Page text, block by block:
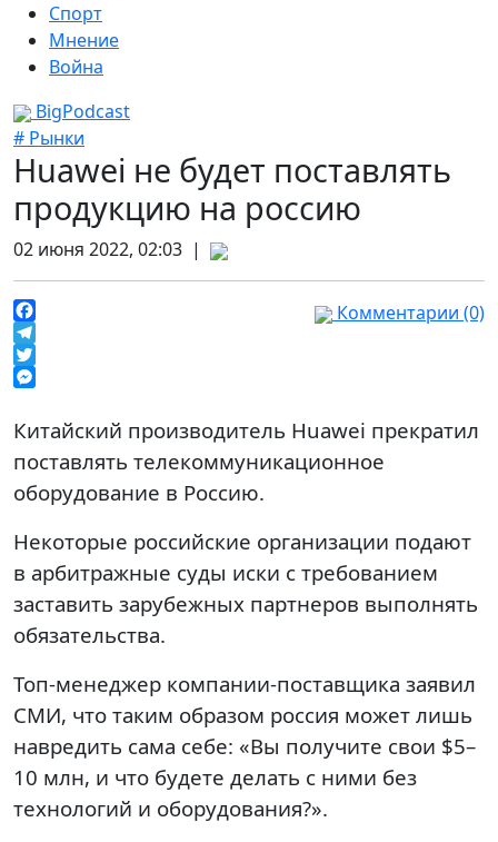
Спорт
Мнение
Война
BigPodcast
# Рынки
Huawei не будет поставлять
продукцию на россию
02 июня 2022, 02:03 |
Facebook
Telegram
Twitter
Комментарии (0)
Китайский производитель Huawei прекратил
поставлять телекоммуникационное
оборудование в Россию.
Некоторые российские организации подают
в арбитражные суды иски с требованием
заставить зарубежных партнеров выполнять
обязательства.
Топ-менеджер компании-поставщика заявил
СМИ, что таким образом россия может лишь
навредить сама себе: «Вы получите свои $5–
10 млн, и что будете делать с ними без
технологий и оборудования?».